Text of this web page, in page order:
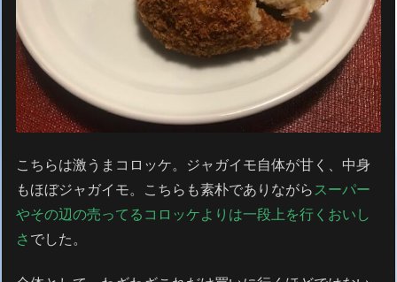
こちらは激うまコロッケ。ジャガイモ自体が甘く、中身
もほぼジャガイモ。こちらも素朴でありながら スーパー
やその辺の売ってるコロッケよりは一段上を行くおいし
さ でした。